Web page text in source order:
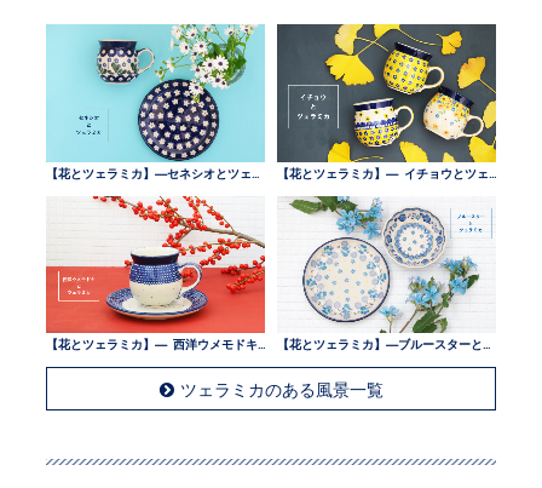
ツェラミカのある風景一覧